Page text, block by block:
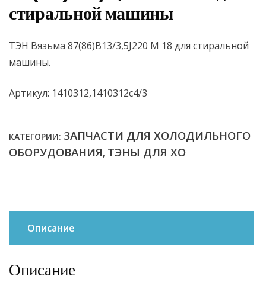
стиральной машины
ТЭН Вязьма 87(86)В13/3,5J220 М 18 для стиральной
машины.
Артикул: 1410312,1410312с4/3
КАТЕГОРИИ: ЗАПЧАСТИ ДЛЯ ХОЛОДИЛЬНОГО
ОБОРУДОВАНИЯ, ТЭНЫ ДЛЯ ХО
Описание
Описание